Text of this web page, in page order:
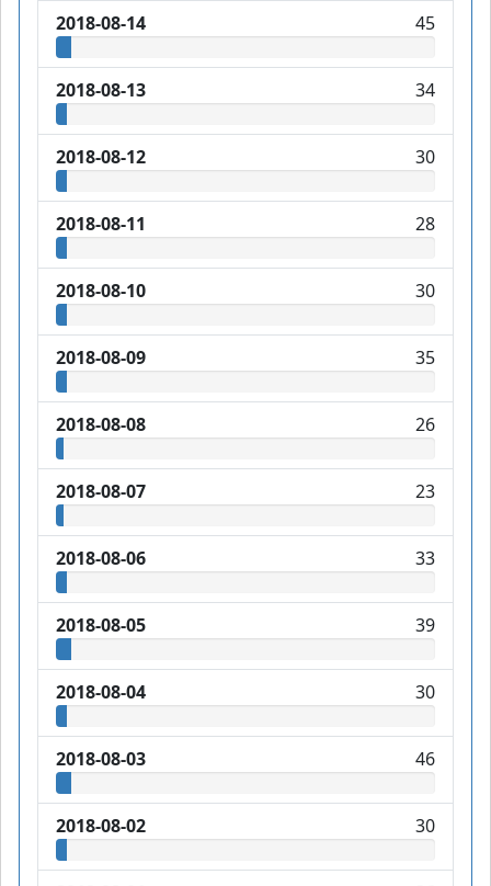
2018-08-14 45
2018-08-13 34
2018-08-12 30
2018-08-11 28
2018-08-10 30
2018-08-09 35
2018-08-08 26
2018-08-07 23
2018-08-06 33
2018-08-05 39
2018-08-04 30
2018-08-03 46
2018-08-02 30